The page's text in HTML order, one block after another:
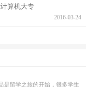
算机大专
2016-03-24
是留学之旅的开始，很多学生